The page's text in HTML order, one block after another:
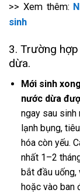
>> Xem thêm:
sinh
3. Trường
dừa.
Mới sinh
nước dừa
ngay sau sinh
lạnh bụng,
hóa còn yếu.
nhất 1–2
bắt đầu uống,
hoặc vào ban